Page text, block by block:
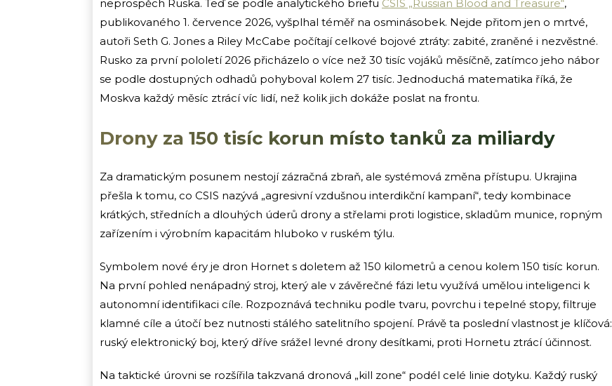
neprospěch Ruska. Teď se podle analytického briefu CSIS „Russian Blood and Treasure“,
publikovaného 1. července 2026, vyšplhal téměř na osminásobek. Nejde přitom jen o mrtvé,
autoři Seth G. Jones a Riley McCabe počítají celkové bojové ztráty: zabité, zraněné i nezvěstné.
Rusko za první pololetí 2026 přicházelo o více než 30 tisíc vojáků měsíčně, zatímco jeho nábor
se podle dostupných odhadů pohyboval kolem 27 tisíc. Jednoduchá matematika říká, že
Moskva každý měsíc ztrácí víc lidí, než kolik jich dokáže poslat na frontu.
Drony za 150 tisíc korun místo tanků za miliardy
Za dramatickým posunem nestojí zázračná zbraň, ale systémová změna přístupu. Ukrajina
přešla k tomu, co CSIS nazývá „agresivní vzdušnou interdikční kampaní“, tedy kombinace
krátkých, středních a dlouhých úderů drony a střelami proti logistice, skladům munice, ropným
zařízením i výrobním kapacitám hluboko v ruském týlu.
Symbolem nové éry je dron Hornet s doletem až 150 kilometrů a cenou kolem 150 tisíc korun.
Na první pohled nenápadný stroj, který ale v závěrečné fázi letu využívá umělou inteligenci k
autonomní identifikaci cíle. Rozpoznává techniku podle tvaru, povrchu i tepelné stopy, filtruje
klamné cíle a útočí bez nutnosti stálého satelitního spojení. Právě ta poslední vlastnost je klíčová:
ruský elektronický boj, který dříve srážel levné drony desítkami, proti Hornetu ztrácí účinnost.
Na taktické úrovni se rozšířila takzvaná dronová „kill zone“ podél celé linie dotyku. Každý ruský